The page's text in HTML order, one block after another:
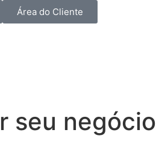
Área do Cliente
seu negócio